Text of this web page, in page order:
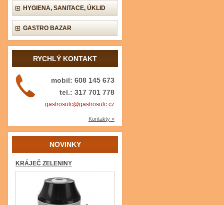
HYGIENA, SANITACE, ÚKLID
GASTRO BAZAR
RYCHLÝ KONTAKT
mobil: 608 145 673
tel.: 317 701 778
gastrosulc@gastrosulc.cz
Kontakty »
NOVINKY
KRÁJEČ ZELENINY